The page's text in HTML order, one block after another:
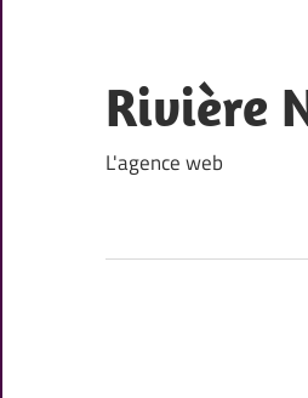
content
Rivière
L'agence web